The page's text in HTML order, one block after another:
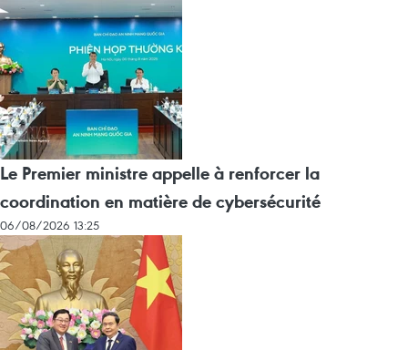
Le Premier ministre appelle à renforcer la
coordination en matière de cybersécurité
06/08/2026 13:25